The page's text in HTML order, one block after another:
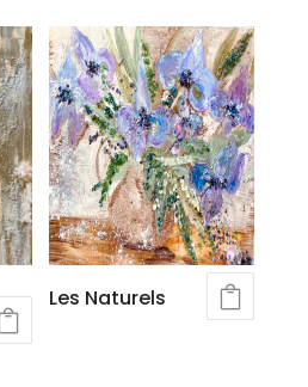
Les Naturels